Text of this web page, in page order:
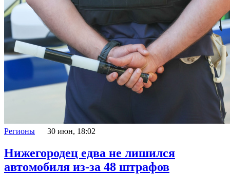
Регионы 30 июн, 18:02
Нижегородец едва не лишился
автомобиля из-за 48 штрафов